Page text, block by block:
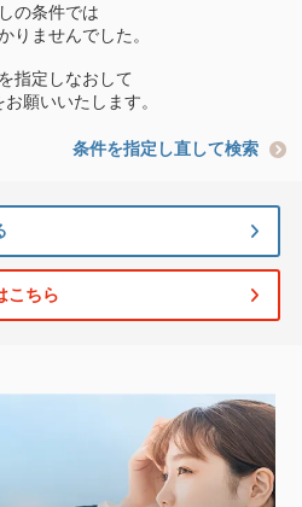
の条件では
りませんでした。
指定しなおして
願いいたします。
条件を指定し直して検索
こちら